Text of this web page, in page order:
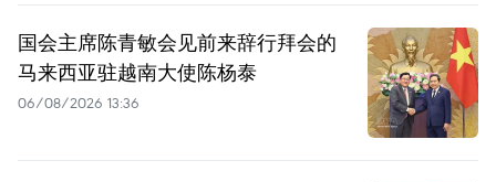
国会主席陈青敏会见前来辞行拜会的
马来西亚驻越南大使陈杨泰
06/08/2026 13:36